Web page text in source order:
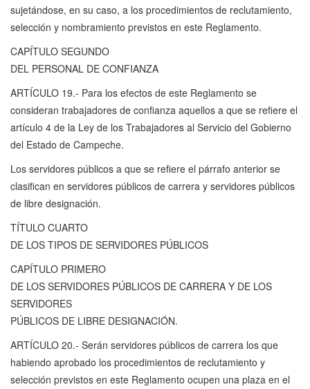
sujetándose, en su caso, a los procedimientos de reclutamiento,
selección y nombramiento previstos en este Reglamento.
CAPÍTULO SEGUNDO
DEL PERSONAL DE CONFIANZA
ARTÍCULO 19.- Para los efectos de este Reglamento se
consideran trabajadores de confianza aquellos a que se refiere el
artículo 4 de la Ley de los Trabajadores al Servicio del Gobierno
del Estado de Campeche.
Los servidores públicos a que se refiere el párrafo anterior se
clasifican en servidores públicos de carrera y servidores públicos
de libre designación.
TÍTULO CUARTO
DE LOS TIPOS DE SERVIDORES PÚBLICOS
CAPÍTULO PRIMERO
DE LOS SERVIDORES PÚBLICOS DE CARRERA Y DE LOS
SERVIDORES
PÚBLICOS DE LIBRE DESIGNACIÓN.
ARTÍCULO 20.- Serán servidores públicos de carrera los que
habiendo aprobado los procedimientos de reclutamiento y
selección previstos en este Reglamento ocupen una plaza en el